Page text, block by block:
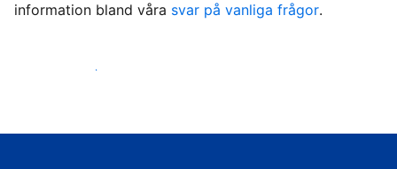
information bland våra svar på vanliga frågor.
Börja ta emot gäster